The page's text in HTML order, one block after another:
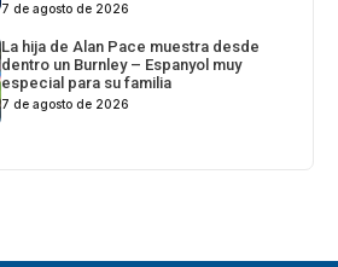
7 de agosto de 2026
La hija de Alan Pace muestra desde
dentro un Burnley – Espanyol muy
especial para su familia
7 de agosto de 2026